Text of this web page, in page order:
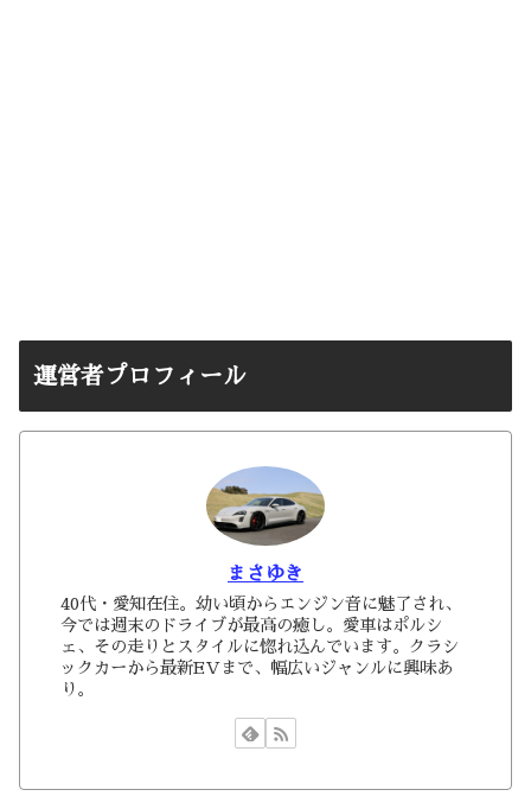
運営者プロフィール
まさゆき
40代・愛知在住。幼い頃からエンジン音に魅了され、
今では週末のドライブが最高の癒し。愛車はポルシ
ェ、その走りとスタイルに惚れ込んでいます。クラシ
ックカーから最新EVまで、幅広いジャンルに興味あ
り。